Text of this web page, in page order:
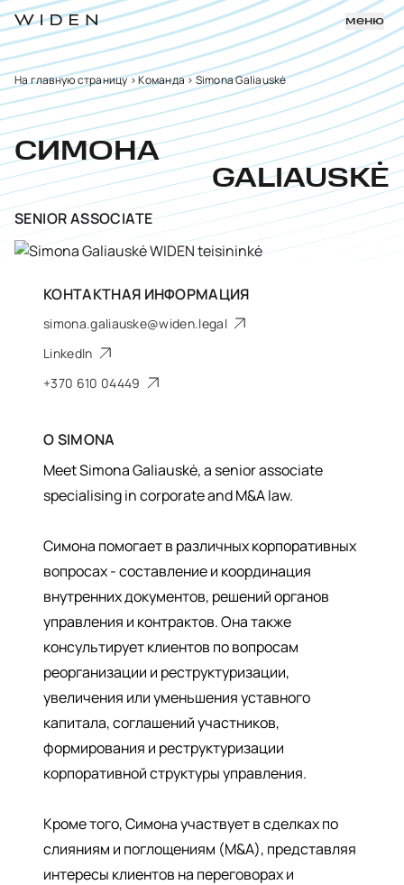
меню
На главную страницу>Команда>Simona Galiauskė
СИМОНА
GALIAUSKĖ
SENIOR ASSOCIATE
КОНТАКТНАЯ ИНФОРМАЦИЯ
simona.galiauske@widen.legal
LinkedIn
+370 610 04449
ОSIMONA
Meet Simona Galiauskė, a senior associate
specialising in corporate and M&A law.
Симона помогает в различных корпоративных
вопросах - составление и координация
внутренних документов, решений органов
управления и контрактов. Она также
консультирует клиентов по вопросам
реорганизации и реструктуризации,
увеличения или уменьшения уставного
капитала, соглашений участников,
формирования и реструктуризации
корпоративной структуры управления.
Кроме того, Симона участвует в сделках по
слияниям и поглощениям (M&A), представляя
интересы клиентов на переговорах и